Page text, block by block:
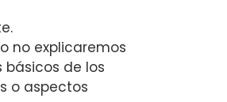
no explicaremos
básicos de los
o aspectos